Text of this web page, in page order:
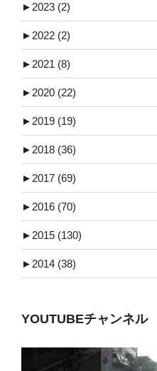
► 2023 (2)
► 2022 (2)
► 2021 (8)
► 2020 (22)
► 2019 (19)
► 2018 (36)
► 2017 (69)
► 2016 (70)
► 2015 (130)
► 2014 (38)
YOUTUBEチャンネル